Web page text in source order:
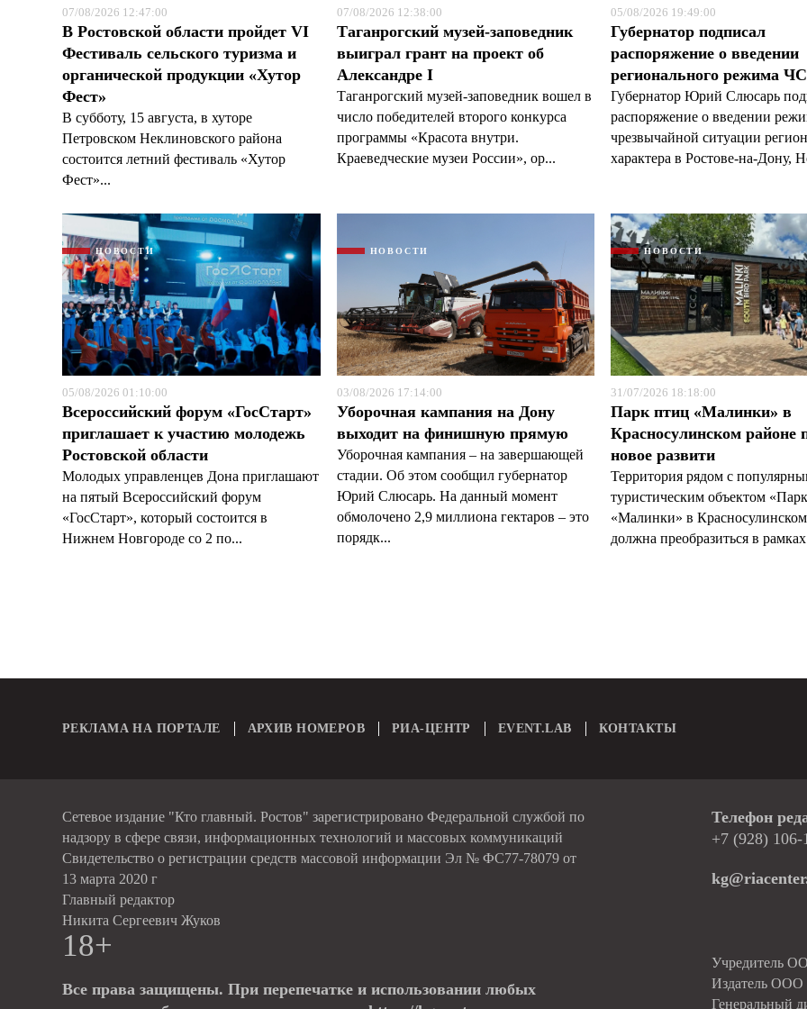
07/08/2026 12:47:00
В Ростовской области пройдет VI
Фестиваль сельского туризма и
органической продукции «Хутор
Фест»
В субботу, 15 августа, в хуторе
Петровском Неклиновского района
состоится летний фестиваль «Хутор
Фест»...
07/08/2026 12:38:00
Таганрогский музей-заповедник
выиграл грант на проект об
Александре I
Таганрогский музей-заповедник вошел в
число победителей второго конкурса
программы «Красота внутри.
Краеведческие музеи России», ор...
05/08/2026 19:49:00
Губернатор подписал
распоряжение о введении
регионального режима ЧС
Губернатор Юрий Слюсарь
распоряжение о введении
чрезвычайной ситуации
характера в Ростове-на-Дону,
НОВОСТИ
05/08/2026 01:10:00
Всероссийский форум «ГосСтарт»
приглашает к участию молодежь
Ростовской области
Молодых управленцев Дона приглашают
на пятый Всероссийский форум
«ГосСтарт», который состоится в
Нижнем Новгороде со 2 по...
НОВОСТИ
03/08/2026 17:14:00
Уборочная кампания на Дону
выходит на финишную прямую
Уборочная кампания – на завершающей
стадии. Об этом сообщил губернатор
Юрий Слюсарь. На данный момент
обмолочено 2,9 миллиона гектаров – это
порядк...
НОВОСТИ
31/07/2026 18:18:00
Парк птиц «Малинки» в
Красносулинском районе
новое развити
Территория рядом с
туристическим объектом
«Малинки» в
должна преобразиться в
РЕКЛАМА НА ПОРТАЛЕ АРХИВ НОМЕРОВ РИА-ЦЕНТР EVENT.LAB КОНТАКТЫ
Сетевое издание "Кто главный. Ростов" зарегистрировано Федеральной службой по
надзору в сфере связи, информационных технологий и массовых коммуникаций
Свидетельство о регистрации средств массовой информации Эл № ФС77-78079 от
13 марта 2020 г
Главный редактор
Никита Сергеевич Жуков
18+
Все права защищены. При перепечатке и использовании любых
Телефон
+7 (928) 106-
Учредитель
Издатель
Генеральный